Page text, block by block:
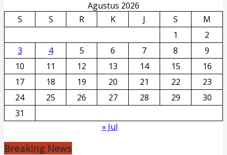
Agustus 2026
S
S R K J S
M
1
2
3
4 5 6 7 8
9
10
11 12 13 14 15
16
17
18 19 20 21 22
23
24
25 26 27 28 29
30
31
« Jul
Breaking News